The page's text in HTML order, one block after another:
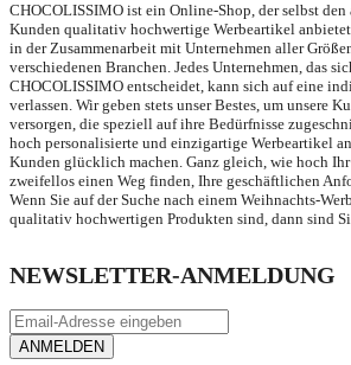
CHOCOLISSIMO ist ein Online-Shop, der selbst
Kunden qualitativ hochwertige Werbeartikel
in der Zusammenarbeit mit Unternehmen aller
verschiedenen Branchen. Jedes Unternehmen, das
CHOCOLISSIMO entscheidet, kann sich auf eine
verlassen. Wir geben stets unser Bestes, um unsere
versorgen, die speziell auf ihre Bedürfnisse
hoch personalisierte und einzigartige Werbeartikel
Kunden glücklich machen. Ganz gleich, wie hoch
zweifellos einen Weg finden, Ihre geschäftlichen
Wenn Sie auf der Suche nach einem Weihnachts-
qualitativ hochwertigen Produkten sind, dann sind
NEWSLETTER-ANMELDUNG
ANMELDEN